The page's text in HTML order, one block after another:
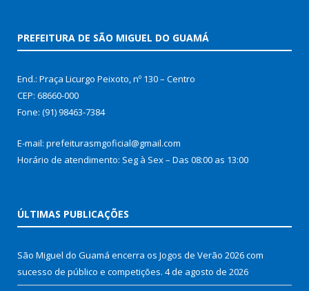
PREFEITURA DE SÃO MIGUEL DO GUAMÁ
End.: Praça Licurgo Peixoto, nº 130 – Centro
CEP: 68660-000
Fone: (91) 98463-7384
E-mail: prefeiturasmgoficial@gmail.com
Horário de atendimento: Seg à Sex – Das 08:00 as 13:00
ÚLTIMAS PUBLICAÇÕES
São Miguel do Guamá encerra os Jogos de Verão 2026 com
sucesso de público e competições. 4 de agosto de 2026